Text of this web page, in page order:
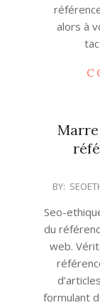
alors à
Marre
2012-
07
BY:
Seo-
du
web.
formulant